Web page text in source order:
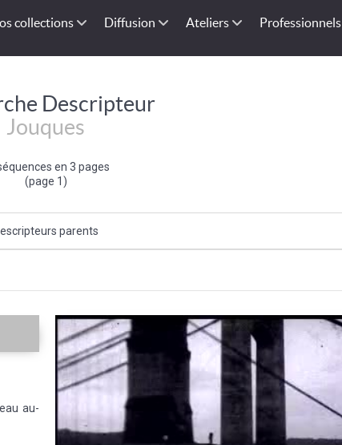
collections Diffusion Ateliers Professionnels
Descripteur
Jouques
en 3 pages
(page 1)
parents
de l'Ouest|Union Européenne|Europe
au-